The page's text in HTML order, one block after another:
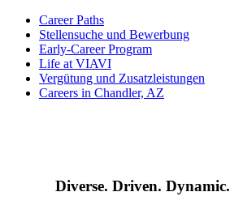
Career Paths
Stellensuche und Bewerbung
Early-Career Program
Life at VIAVI
Vergütung und Zusatzleistungen
Careers in Chandler, AZ
Diverse. Driven. Dynamic.